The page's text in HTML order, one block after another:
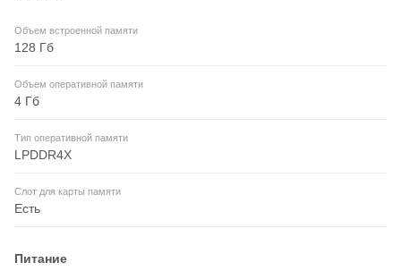
Объем встроенной памяти
128 Гб
Объем оперативной памяти
4 Гб
Тип оперативной памяти
LPDDR4X
Слот для карты памяти
Есть
Питание